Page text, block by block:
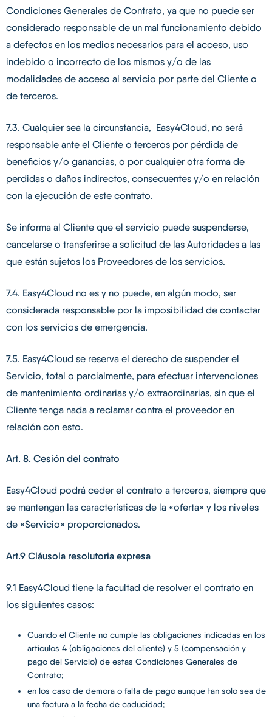
Condiciones Generales de Contrato, ya que no puede ser
considerado responsable de un mal funcionamiento debido
a defectos en los medios necesarios para el acceso, uso
indebido o incorrecto de los mismos y/o de las
modalidades de acceso al servicio por parte del Cliente o
de terceros.
7.3. Cualquier sea la circunstancia, Easy4Cloud, no será
responsable ante el Cliente o terceros por pérdida de
beneficios y/o ganancias, o por cualquier otra forma de
perdidas o daños indirectos, consecuentes y/o en relación
con la ejecución de este contrato.
Se informa al Cliente que el servicio puede suspenderse,
cancelarse o transferirse a solicitud de las Autoridades a las
que están sujetos los Proveedores de los servicios.
7.4. Easy4Cloud no es y no puede, en algún modo, ser
considerada responsable por la imposibilidad de contactar
con los servicios de emergencia.
7.5. Easy4Cloud se reserva el derecho de suspender el
Servicio, total o parcialmente, para efectuar intervenciones
de mantenimiento ordinarias y/o extraordinarias, sin que el
Cliente tenga nada a reclamar contra el proveedor en
relación con esto.
Art. 8. Cesión del contrato
Easy4Cloud podrá ceder el contrato a terceros, siempre que
se mantengan las características de la «oferta» y los niveles
de «Servicio» proporcionados.
Art.9 Cláusola resolutoria expresa
9.1 Easy4Cloud tiene la facultad de resolver el contrato en
los siguientes casos:
Cuando el Cliente no cumple las obligaciones indicadas en los
artículos 4 (obligaciones del cliente) y 5 (compensación y
pago del Servicio) de estas Condiciones Generales de
Contrato;
en los caso de demora o falta de pago aunque tan solo sea de
una factura a la fecha de caducidad;